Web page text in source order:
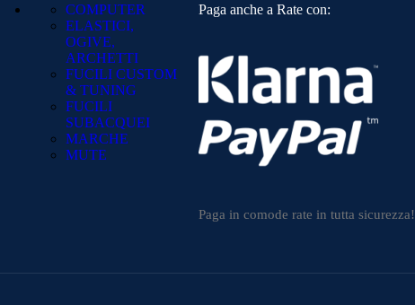
COMPUTER
ELASTICI,
OGIVE,
ARCHETTI
FUCILI CUSTOM
& TUNING
FUCILI
SUBACQUEI
MARCHE
MUTE
Paga anche a Rate con:
Paga in comode rate in tutta sicurezza!